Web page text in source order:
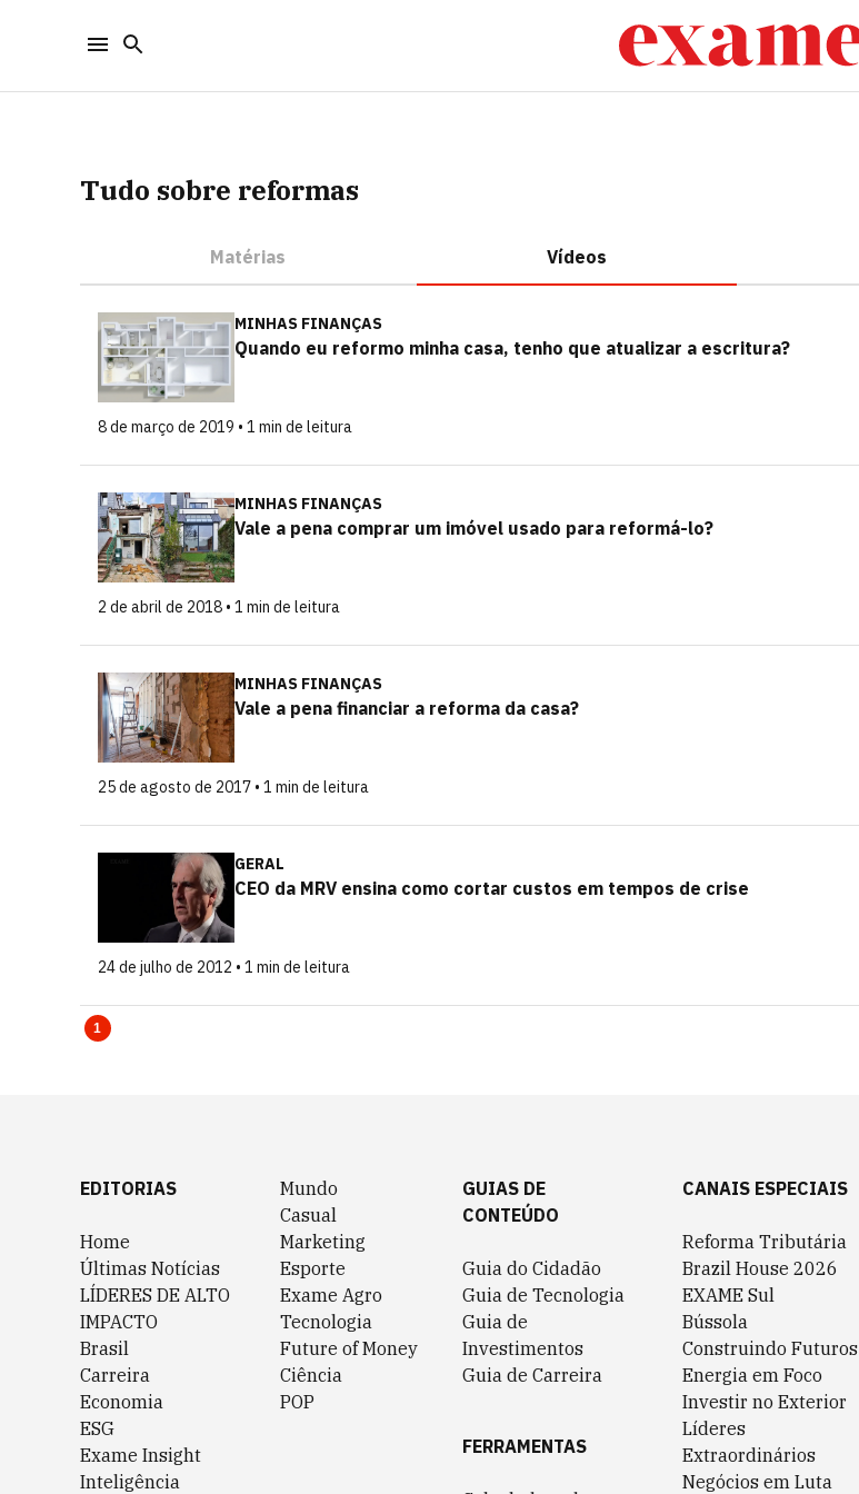
Tudo sobre reformas
Matérias Vídeos
MINHAS FINANÇAS
Quando eu reformo minha casa, tenho que atualizar a escritura?
8 de março de 2019 • 1 min de leitura
MINHAS FINANÇAS
Vale a pena comprar um imóvel usado para reformá-lo?
2 de abril de 2018 • 1 min de leitura
MINHAS FINANÇAS
Vale a pena financiar a reforma da casa?
25 de agosto de 2017 • 1 min de leitura
GERAL
CEO da MRV ensina como cortar custos em tempos de crise
24 de julho de 2012 • 1 min de leitura
1
EDITORIAS
Home
Últimas Notícias
LÍDERES DE ALTO
IMPACTO
Brasil
Carreira
Economia
ESG
Exame Insight
Inteligência
Mundo
Casual
Marketing
Esporte
Exame Agro
Tecnologia
Future of Money
Ciência
POP
GUIAS DE
CONTEÚDO
Guia do Cidadão
Guia de Tecnologia
Guia de
Investimentos
Guia de Carreira
FERRAMENTAS
CANAIS ESPECIAIS
Reforma Tributária
Brazil House 2026
EXAME Sul
Bússola
Construindo Futuros
Energia em Foco
Investir no Exterior
Líderes
Extraordinários
Negócios em Luta